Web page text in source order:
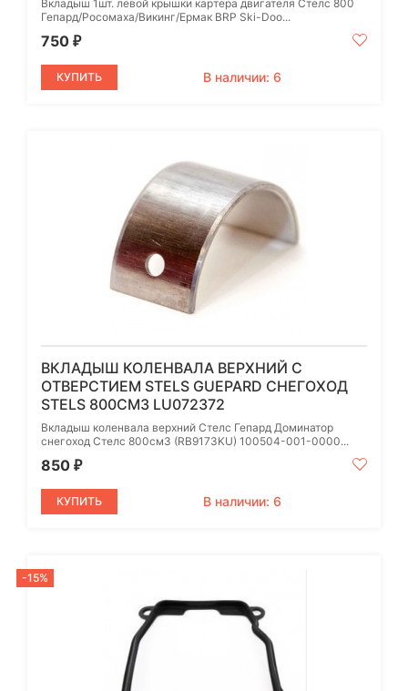
Вкладыш 1шт. левой крышки картера двигателя Стелс 800
Гепард/Росомаха/Викинг/Ермак BRP Ski-Doo...
750 ₽
КУПИТЬ В наличии: 6
ВКЛАДЫШ КОЛЕНВАЛА ВЕРХНИЙ С
ОТВЕРСТИЕМ STELS GUEPARD СНЕГОХОД
STELS 800СМ3 LU072372
Вкладыш коленвала верхний Стелс Гепард Доминатор
снегоход Стелс 800см3 (RB9173KU) 100504-001-0000...
850 ₽
КУПИТЬ В наличии: 6
-15%